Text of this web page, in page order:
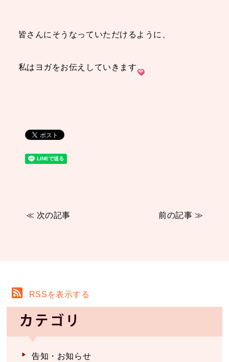
皆さんにそうなっていただけるように、
私はヨガをお伝えしていきます
≪ 次の記事 前の記事 ≫
RSSを表示する
カテゴリ
告知・お知らせ